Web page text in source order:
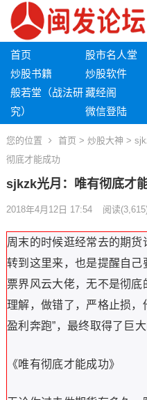
首页 股市名人堂
炒股书籍
炒股软件
般若堂（战法研
究）
藏经阁
微信登陆
您的位置 首页 > 炒股大神 >
彻底才能成功
sjkzk光月：唯有彻底才
2018年4月12日 17:54 阅读
周末的时候逛经常去的期货
转到这里来，也是提醒自
票界风云大佬，无不是彻底
理解，做错了，严格止损，
盈利奔跑”，最终取得了巨大
《唯有彻底才能成功》